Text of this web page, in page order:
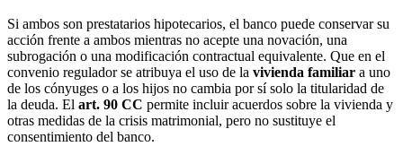
Si ambos son prestatarios hipotecarios, el banco puede conservar su
acción frente a ambos mientras no acepte una novación, una
subrogación o una modificación contractual equivalente. Que en el
convenio regulador se atribuya el uso de la vivienda familiar a uno
de los cónyuges o a los hijos no cambia por sí solo la titularidad de
la deuda. El art. 90 CC permite incluir acuerdos sobre la vivienda y
otras medidas de la crisis matrimonial, pero no sustituye el
consentimiento del banco.